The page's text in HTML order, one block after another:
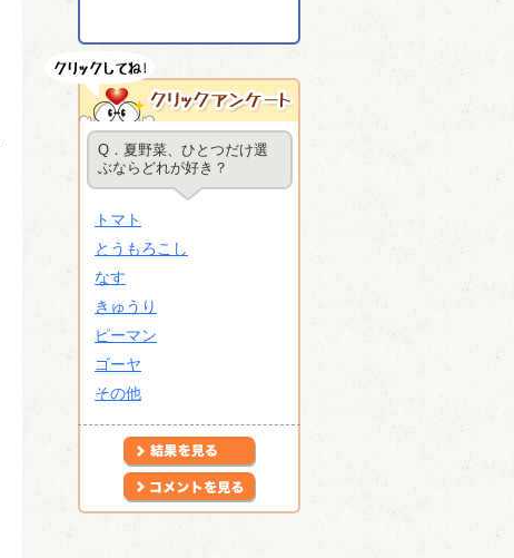
Q．夏野菜、ひとつだけ選
ぶならどれが好き？
トマト
とうもろこし
なす
きゅうり
ピーマン
ゴーヤ
その他